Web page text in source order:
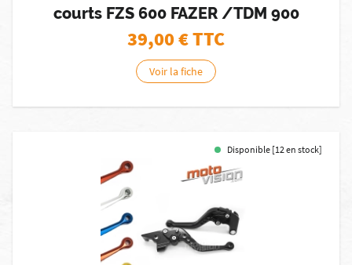
courts FZS 600 FAZER /TDM 900
39,00€ TTC
Voir la fiche
Disponible [12 en stock]